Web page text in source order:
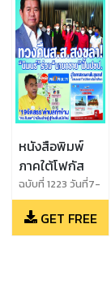
หนังสือพิมพ์
ภาคใต้โฟกัส
ฉบับที่ 1223 วันที่7-
13กุมภาพันธ์2565
GET FREE